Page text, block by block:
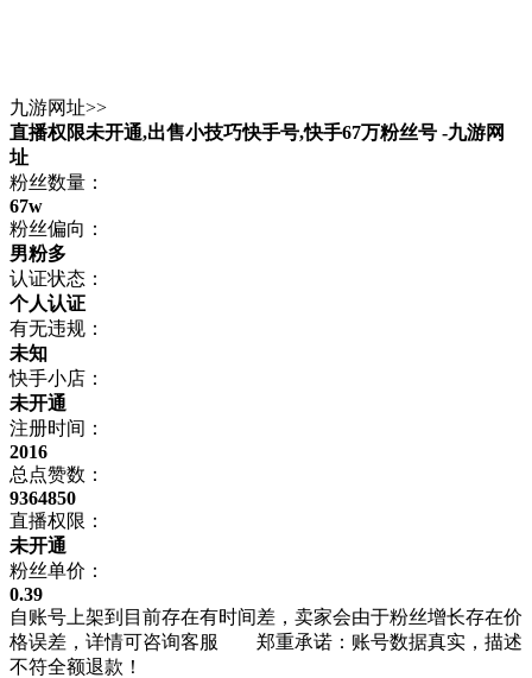
九游网址>>
直播权限未开通,出售小技巧快手号,快手67万粉丝号 -九游网
址
粉丝数量：
67w
粉丝偏向：
男粉多
认证状态：
个人认证
有无违规：
未知
快手小店：
未开通
注册时间：
2016
总点赞数：
9364850
直播权限：
未开通
粉丝单价：
0.39
自账号上架到目前存在有时间差，卖家会由于粉丝增长存在价
格误差，详情可咨询客服 郑重承诺：账号数据真实，描述
不符全额退款！